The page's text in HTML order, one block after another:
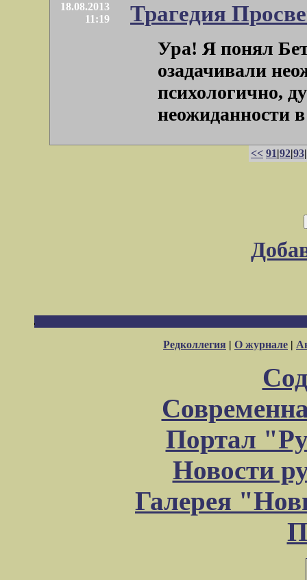
18.08.2013
11:19
Трагедия
Ура! Я понял
озадачивали
психологично,
неожиданности
<< 91|92|93|
Редколлегия | О журнале |
Портал
Новости
Галерея